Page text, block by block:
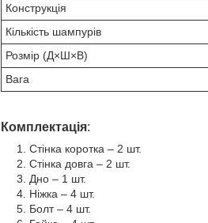
Конструкція
Кількість шампурів
Розмір (Д×Ш×В)
Вага
Комплектація:
Стінка коротка – 2 шт.
Стінка довга – 2 шт.
Дно – 1 шт.
Ніжка – 4 шт.
Болт – 4 шт.